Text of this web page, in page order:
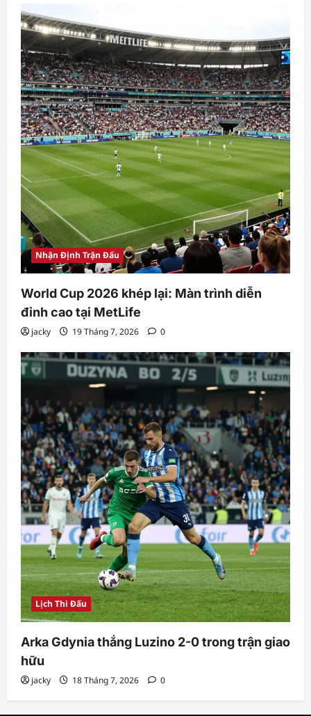
Nhận Định Trận Đấu
World Cup 2026 khép lại: Màn trình diễn
đỉnh cao tại MetLife
jacky 19 Tháng 7, 2026 0
Lịch Thi Đấu
Arka Gdynia thắng Luzino 2-0 trong trận giao
hữu
jacky 18 Tháng 7, 2026 0